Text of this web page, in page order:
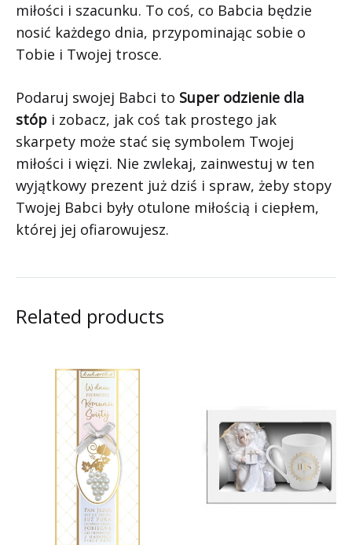
miłości i szacunku. To coś, co Babcia będzie
nosić każdego dnia, przypominając sobie o
Tobie i Twojej trosce.
Podaruj swojej Babci to Super odzienie dla
stóp i zobacz, jak coś tak prostego jak
skarpety może stać się symbolem Twojej
miłości i więzi. Nie zwlekaj, zainwestuj w ten
wyjątkowy prezent już dziś i spraw, żeby stopy
Twojej Babci były otulone miłością i ciepłem,
której jej ofiarowujesz.
Related products